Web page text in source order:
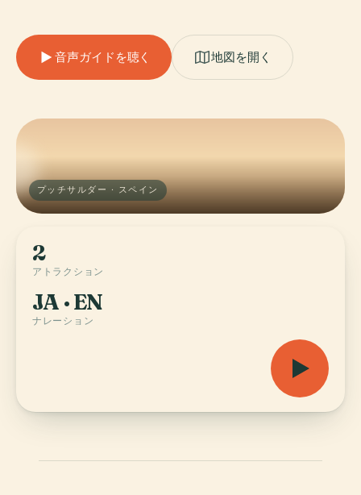
音声ガイドを聴く 地図を開く
プッチサルダー · スペイン
2
アトラクション
JA · EN
ナレーション